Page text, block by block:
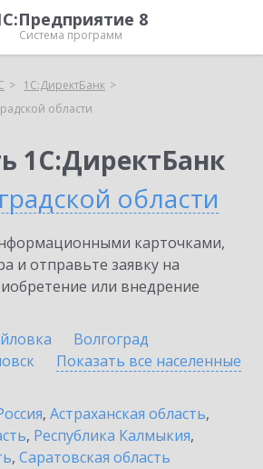
8
Система программ
1С:ДиректБанк
области
1С:ДиректБанк
области
карточками,
и отправьте заявку на
или внедрение
Волгоград
Показать все населенные
, Астраханская область,
, Республика Калмыкия,
, Саратовская область